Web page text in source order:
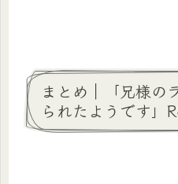
まとめ｜「兄様の
られたようです」